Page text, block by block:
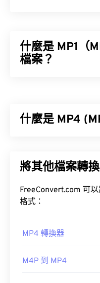
什麼是 MP1（
檔案？
如何開啟 MP1
放。
其他可以開啟 MP1 檔
什麼是 MP4
統相容，使用編解碼器
用於在網路上進行串
上。許多人認為 MP4
MP4 檔案會在作業系
將其他檔案轉
FreeConvert.com 可以
格式：
MP4 轉換器
M4P 到 MP4